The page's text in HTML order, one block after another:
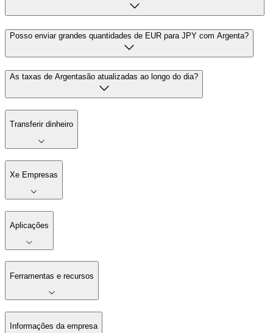
Posso enviar grandes quantidades de EUR para JPY com Argenta?
As taxas de Argentasão atualizadas ao longo do dia?
Transferir dinheiro
Xe Empresas
Aplicações
Ferramentas e recursos
Informações da empresa